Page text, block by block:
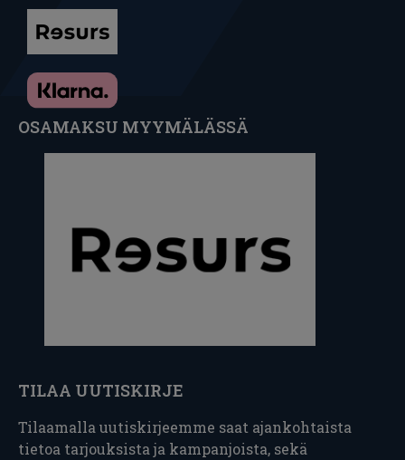
OSAMAKSU MYYMÄLÄSSÄ
TILAA UUTISKIRJE
Tilaamalla uutiskirjeemme saat ajankohtaista
tietoa tarjouksista ja kampanjoista, sekä